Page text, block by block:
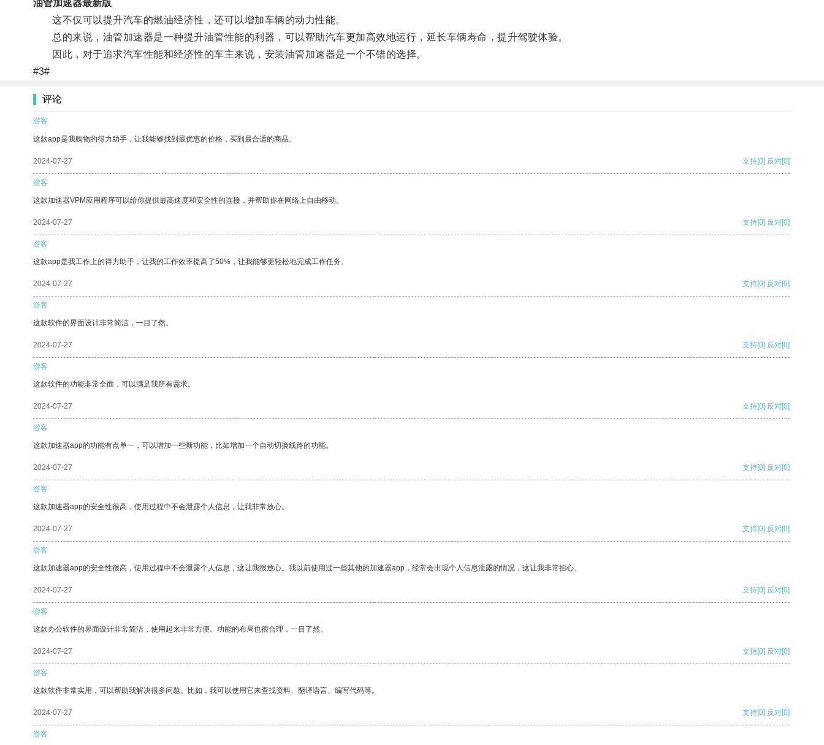
油管加速器最新版
这不仅可以提升汽车的燃油经济性，还可以增加车辆的动力性能。
总的来说，油管加速器是一种提升油管性能的利器，可以帮助汽车更加高效地运行，延长车辆寿命，提升驾驶体验。
因此，对于追求汽车性能和经济性的车主来说，安装油管加速器是一个不错的选择。
#3#
评论
游客
这款app是我购物的得力助手，让我能够找到最优惠的价格，买到最合适的商品。
2024-07-27 支持[0] 反对[0]
游客
这款加速器VPM应用程序可以给你提供最高速度和安全性的连接，并帮助你在网络上自由移动。
2024-07-27 支持[0] 反对[0]
游客
这款app是我工作上的得力助手，让我的工作效率提高了50%，让我能够更轻松地完成工作任务。
2024-07-27 支持[0] 反对[0]
游客
这款软件的界面设计非常简洁，一目了然。
2024-07-27 支持[0] 反对[0]
游客
这款软件的功能非常全面，可以满足我所有需求。
2024-07-27 支持[0] 反对[0]
游客
这款加速器app的功能有点单一，可以增加一些新功能，比如增加一个自动切换线路的功能。
2024-07-27 支持[0] 反对[0]
游客
这款加速器app的安全性很高，使用过程中不会泄露个人信息，让我非常放心。
2024-07-27 支持[0] 反对[0]
游客
这款加速器app的安全性很高，使用过程中不会泄露个人信息，这让我很放心。我以前使用过一些其他的加速器app，经常会出现个人信息泄露的情况，这让我非常担心。
2024-07-27 支持[0] 反对[0]
游客
这款办公软件的界面设计非常简洁，使用起来非常方便。功能的布局也很合理，一目了然。
2024-07-27 支持[0] 反对[0]
游客
这款软件非常实用，可以帮助我解决很多问题。比如，我可以使用它来查找资料、翻译语言、编写代码等。
2024-07-27 支持[0] 反对[0]
游客